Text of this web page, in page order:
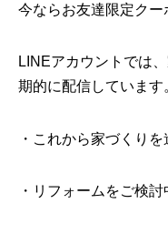
今ならお友達限定クー
LINEアカウントでは
期的に配信しています
・これから家づくり
・リフォームをご検